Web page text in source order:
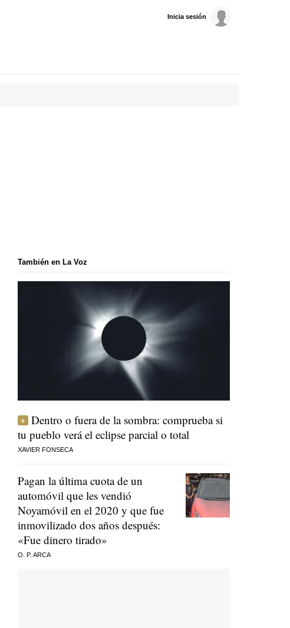
Inicia sesión
También en La Voz
Dentro o fuera de la sombra: comprueba si
tu pueblo verá el eclipse parcial o total
XAVIER FONSECA
Pagan la última cuota de un
automóvil que les vendió
Noyamóvil en el 2020 y que fue
inmovilizado dos años después:
«Fue dinero tirado»
O. P. ARCA